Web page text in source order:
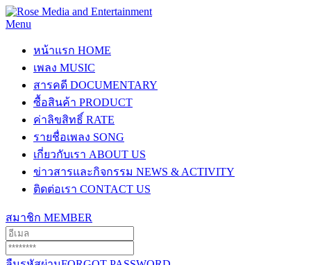
Menu
หน้าแรก HOME
เพลง MUSIC
สารคดี DOCUMENTARY
ซื้อสินค้า PRODUCT
ค่าลิขสิทธิ์ RATE
รายชื่อเพลง SONG
เกี่ยวกับเรา ABOUT US
ข่าวสารและกิจกรรม NEWS & ACTIVITY
ติดต่อเรา CONTACT US
สมาชิก MEMBER